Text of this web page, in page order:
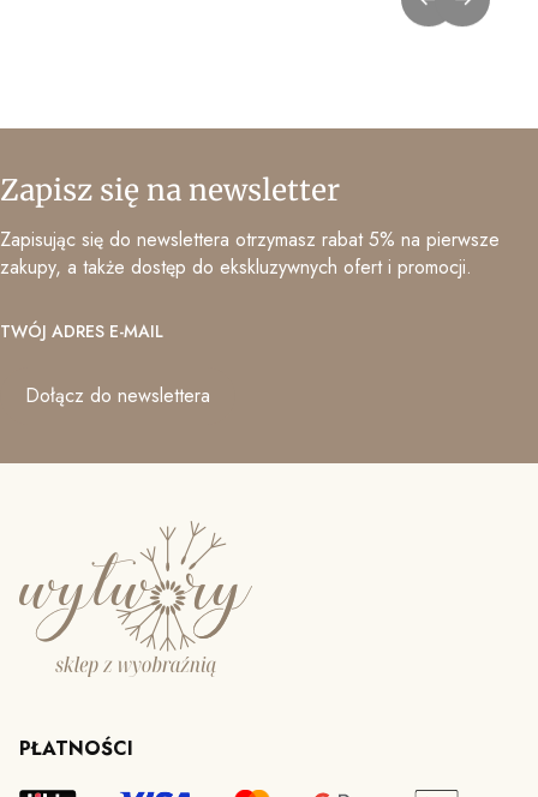
Zapisz się na newsletter
Zapisując się do newslettera otrzymasz rabat 5% na pierwsze
zakupy, a także dostęp do ekskluzywnych ofert i promocji.
TWÓJ ADRES E-MAIL
Dołącz do newslettera
PŁATNOŚCI